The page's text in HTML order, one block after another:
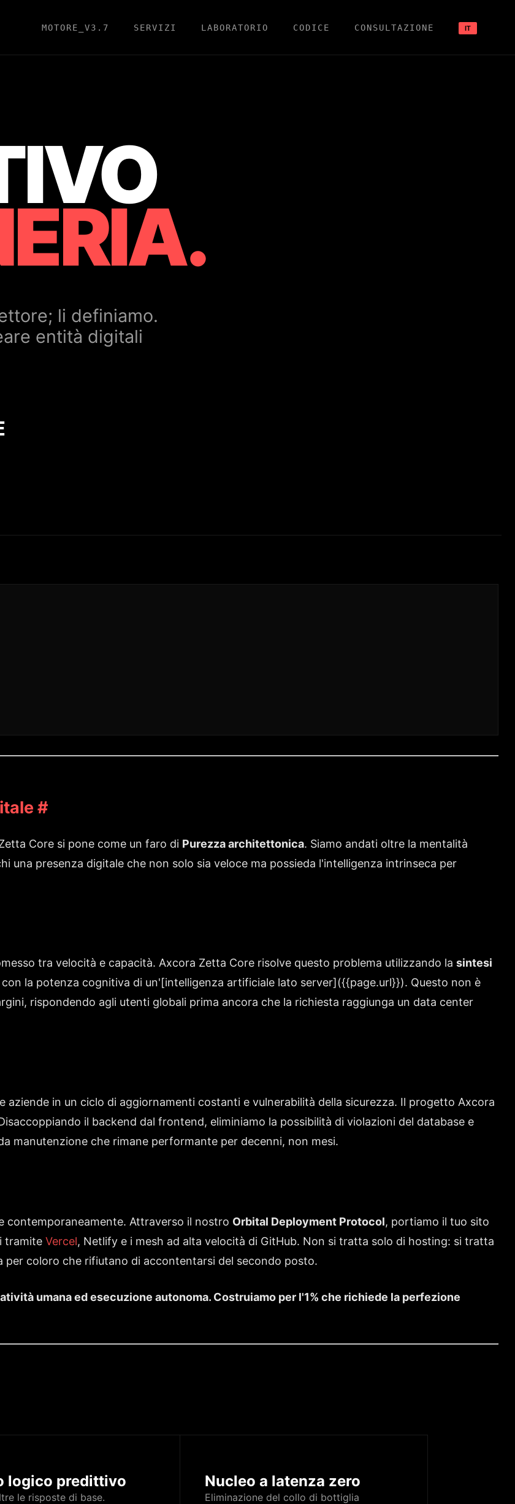
MOTORE_V3.7 SERVIZI LABORATORIO CODICE CONSULTAZIONE IT
li definiamo.
entità digitali
#
Core si pone come un faro di Purezza architettonica. Siamo andati oltre la mentalità
una presenza digitale che non solo sia veloce ma possieda l'intelligenza intrinseca per
tra velocità e capacità. Axcora Zetta Core risolve questo problema utilizzando la sintesi
la potenza cognitiva di un'[intelligenza artificiale lato server]({{page.url}}). Questo non è
rispondendo agli utenti globali prima ancora che la richiesta raggiunga un data center
aziende in un ciclo di aggiornamenti costanti e vulnerabilità della sicurezza. Il progetto Axcora
il backend dal frontend, eliminiamo la possibilità di violazioni del database e
manutenzione che rimane performante per decenni, non mesi.
contemporaneamente. Attraverso il nostro Orbital Deployment Protocol, portiamo il tuo sito
tramite Vercel, Netlify e i mesh ad alta velocità di GitHub. Non si tratta solo di hosting: si tratta
coloro che rifiutano di accontentarsi del secondo posto.
umana ed esecuzione autonoma. Costruiamo per l'1% che richiede la perfezione
logico predittivo
le risposte di base.
Nucleo a latenza zero
Eliminazione del collo di bottiglia